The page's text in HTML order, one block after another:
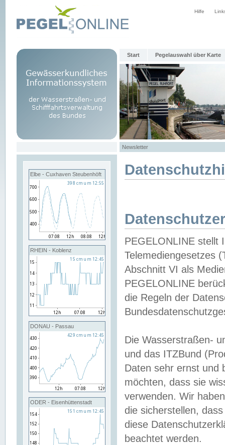
Hilfe
Start Pegelauswahl über Karte
Newsletter
Elbe - Cuxhaven Steubenhöft
RHEIN - Koblenz
DONAU - Passau
ODER - Eisenhüttenstadt
PEGELONLINE stellt
Telemediengesetzes
Abschnitt VI als
PEGELONLINE
die Regeln der
Die Wasserstraßen-
und das ITZBund
Daten sehr ernst und
möchten, dass sie
verwenden. Wir
die sicherstellen,
diese
beachtet werden.